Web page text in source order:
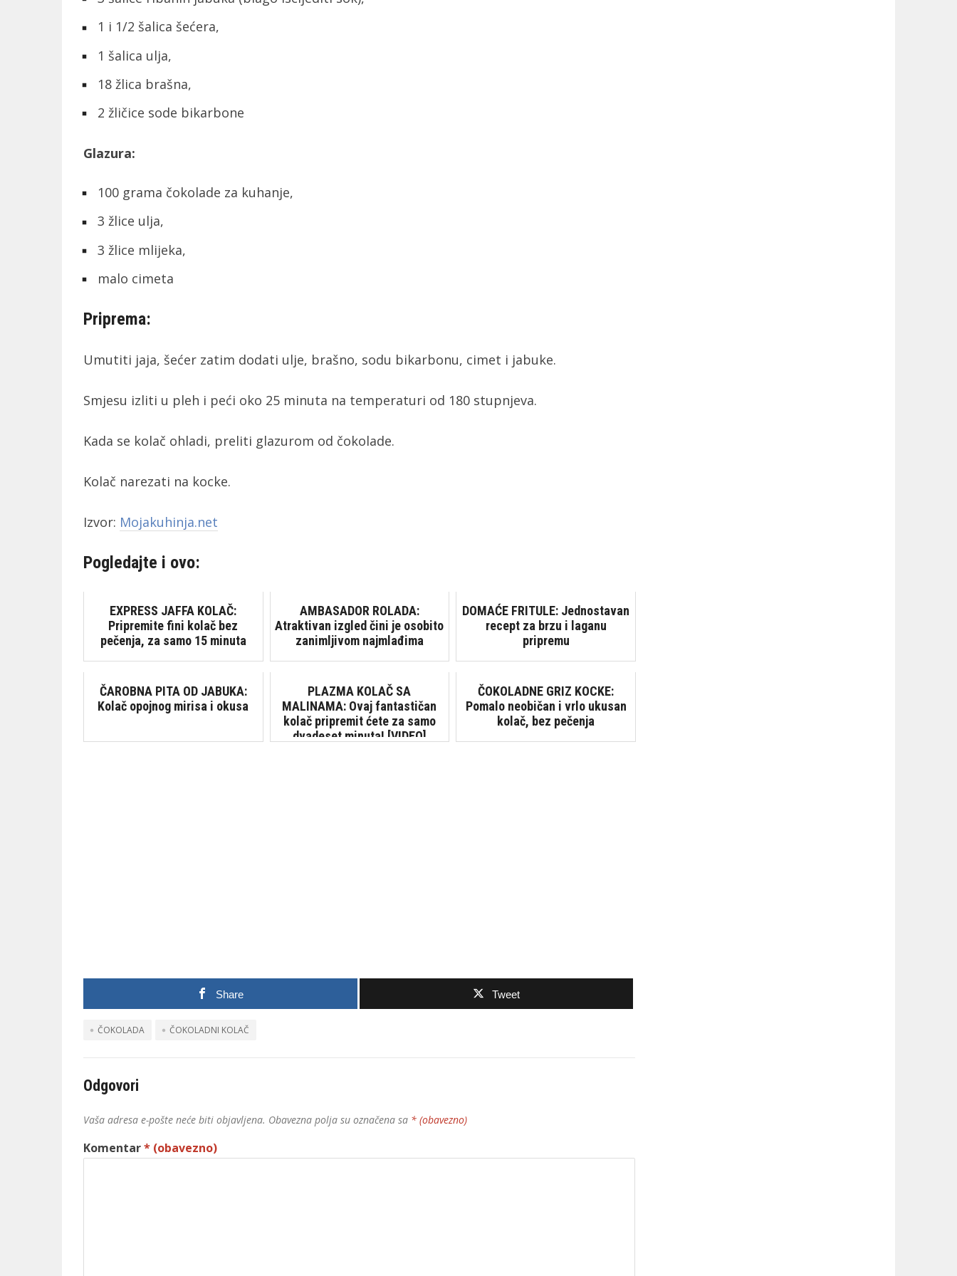
1 i 1/2 šalica šećera,
1 šalica ulja,
18 žlica brašna,
2 žličice sode bikarbone
Glazura:
100 grama čokolade za kuhanje,
3 žlice ulja,
3 žlice mlijeka,
malo cimeta
Priprema:
Umutiti jaja, šećer zatim dodati ulje, brašno, sodu bikarbonu, cimet i jabuke.
Smjesu izliti u pleh i peći oko 25 minuta na temperaturi od 180 stupnjeva.
Kada se kolač ohladi, preliti glazurom od čokolade.
Kolač narezati na kocke.
Izvor: Mojakuhinja.net
Pogledajte i ovo:
EXPRESS JAFFA KOLAČ:
Pripremite fini kolač bez
pečenja, za samo 15 minuta
AMBASADOR ROLADA:
Atraktivan izgled čini je osobito
zanimljivom najmlađima
DOMAĆE FRITULE: Jednostavan
recept za brzu i laganu
pripremu
ČAROBNA PITA OD JABUKA:
Kolač opojnog mirisa i okusa
PLAZMA KOLAČ SA
MALINAMA: Ovaj fantastičan
kolač pripremit ćete za samo
dvadeset minuta! [VIDEO]
ČOKOLADNE GRIZ KOCKE:
Pomalo neobičan i vrlo ukusan
kolač, bez pečenja
Share Tweet
ČOKOLADA ČOKOLADNI KOLAČ
Odgovori
Vaša adresa e-pošte neće biti objavljena. Obavezna polja su označena sa * (obavezno)
Komentar* (obavezno)